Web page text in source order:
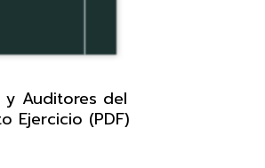
y Auditores del
Ejercicio (PDF)